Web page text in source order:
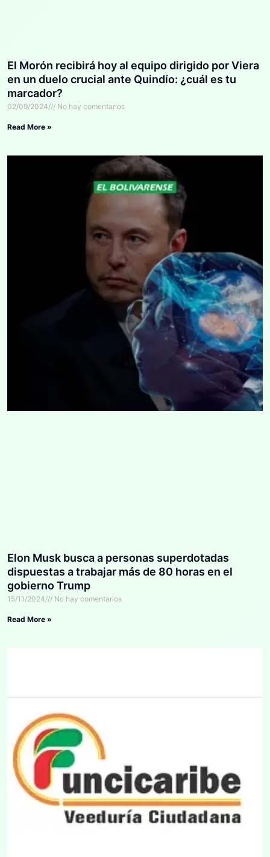
El Morón recibirá hoy al equipo dirigido por Viera
en un duelo crucial ante Quindío: ¿cuál es tu
marcador?
02/09/2024 No hay comentarios
Read More »
Elon Musk busca a personas superdotadas
dispuestas a trabajar más de 80 horas en el
gobierno Trump
15/11/2024 No hay comentarios
Read More »